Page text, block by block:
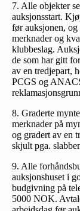
7. Alle objekter
auksjonsstart.
før auksjonen, og
merknader og
klubbeslag.
de som har gitt
av en tredjepart,
PCGS og
8. Graderte
merknader på
og gradert av en
skjult pga.
9. Alle
auksjonshuset i
budgivning på
5000 NOK.